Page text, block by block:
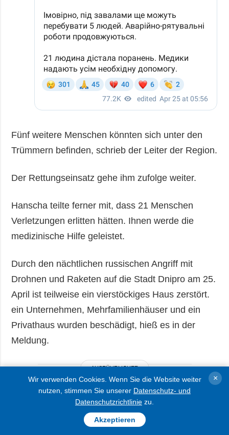
Fünf weitere Menschen könnten sich unter den
Trümmern befinden, schrieb der Leiter der Region.
Der Rettungseinsatz gehe ihm zufolge weiter.
Hanscha teilte ferner mit, dass 21 Menschen
Verletzungen erlitten hätten. Ihnen werde die
medizinische Hilfe geleistet.
Durch den nächtlichen russischen Angriff mit
Drohnen und Raketen auf die Stadt Dnipro am 25.
April ist teilweise ein vierstöckiges Haus zerstört.
ein Unternehmen, Mehrfamilienhäuser und ein
Privathaus wurden beschädigt, hieß es in der
Meldung.
AUSFÜHRLICHER
Wir verwenden Cookies. Wenn Sie die Website weiter
nutzen, stimmen Sie unserer Datenschutz- und
Datenschutzrichtlinie zu.
Akzeptieren
×